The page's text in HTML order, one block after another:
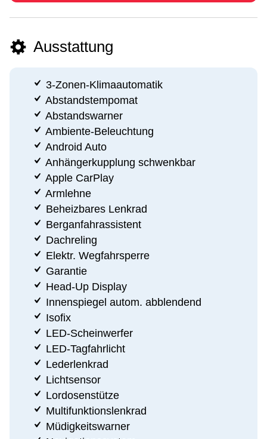
Ausstattung
3-Zonen-Klimaautomatik
Abstandstempomat
Abstandswarner
Ambiente-Beleuchtung
Android Auto
Anhängerkupplung schwenkbar
Apple CarPlay
Armlehne
Beheizbares Lenkrad
Berganfahrassistent
Dachreling
Elektr. Wegfahrsperre
Garantie
Head-Up Display
Innenspiegel autom. abblendend
Isofix
LED-Scheinwerfer
LED-Tagfahrlicht
Lederlenkrad
Lichtsensor
Lordosenstütze
Multifunktionslenkrad
Müdigkeitswarner